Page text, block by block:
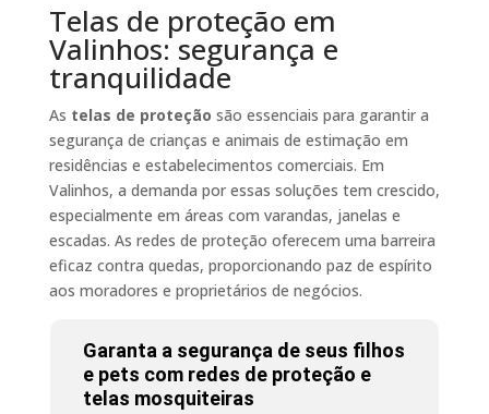
Telas de proteção em
Valinhos: segurança e
tranquilidade
As telas de proteção são essenciais para garantir a
segurança de crianças e animais de estimação em
residências e estabelecimentos comerciais. Em
Valinhos, a demanda por essas soluções tem crescido,
especialmente em áreas com varandas, janelas e
escadas. As redes de proteção oferecem uma barreira
eficaz contra quedas, proporcionando paz de espírito
aos moradores e proprietários de negócios.
Garanta a segurança de seus filhos
e pets com redes de proteção e
telas mosquiteiras